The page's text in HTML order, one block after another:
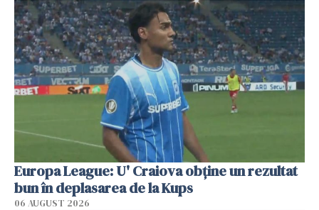
Europa League: U' Craiova obține un rezultat
bun în deplasarea de la Kups
06 AUGUST 2026